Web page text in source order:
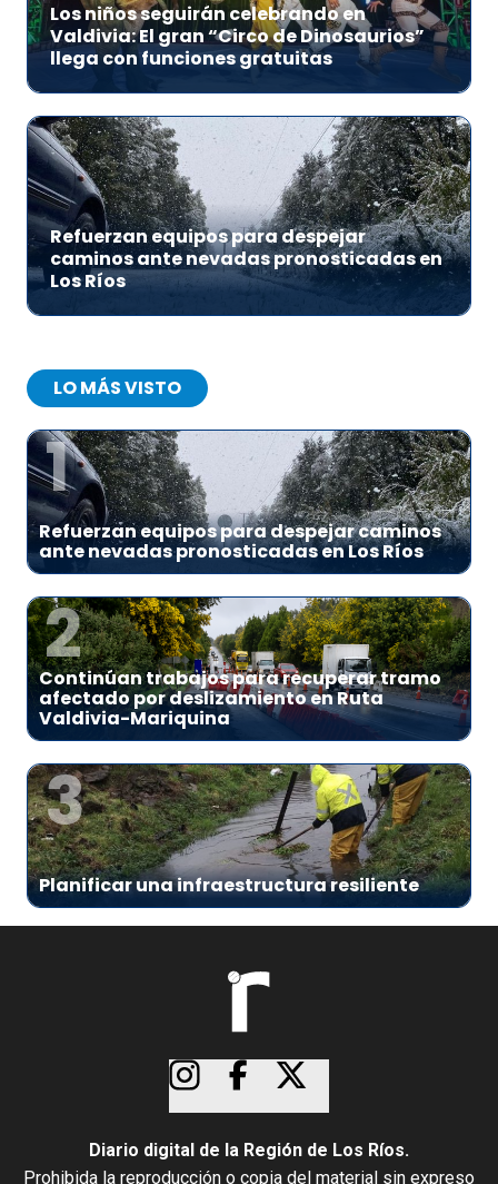
Los niños seguirán celebrando en
Valdivia: El gran “Circo de Dinosaurios”
llega con funciones gratuitas
Refuerzan equipos para despejar
caminos ante nevadas pronosticadas en
Los Ríos
LO MÁS VISTO
1
Refuerzan equipos para despejar caminos
ante nevadas pronosticadas en Los Ríos
2
Continúan trabajos para recuperar tramo
afectado por deslizamiento en Ruta
Valdivia-Mariquina
3
Planificar una infraestructura resiliente
Diario digital de la Región de Los Ríos.
Prohibida la reproducción o copia del material sin expreso